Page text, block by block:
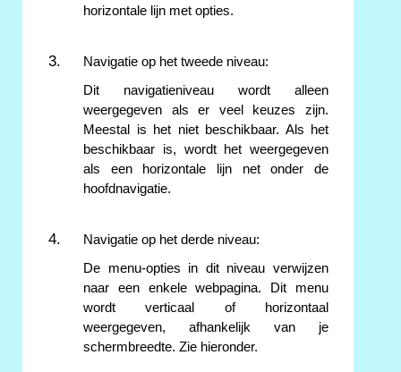
horizontale lijn met opties.
Navigatie op het tweede niveau:
Dit navigatieniveau wordt alleen
weergegeven als er veel keuzes zijn.
Meestal is het niet beschikbaar. Als het
beschikbaar is, wordt het weergegeven
als een horizontale lijn net onder de
hoofdnavigatie.
Navigatie op het derde niveau:
De menu-opties in dit niveau verwijzen
naar een enkele webpagina. Dit menu
wordt verticaal of horizontaal
weergegeven, afhankelijk van je
schermbreedte. Zie hieronder.